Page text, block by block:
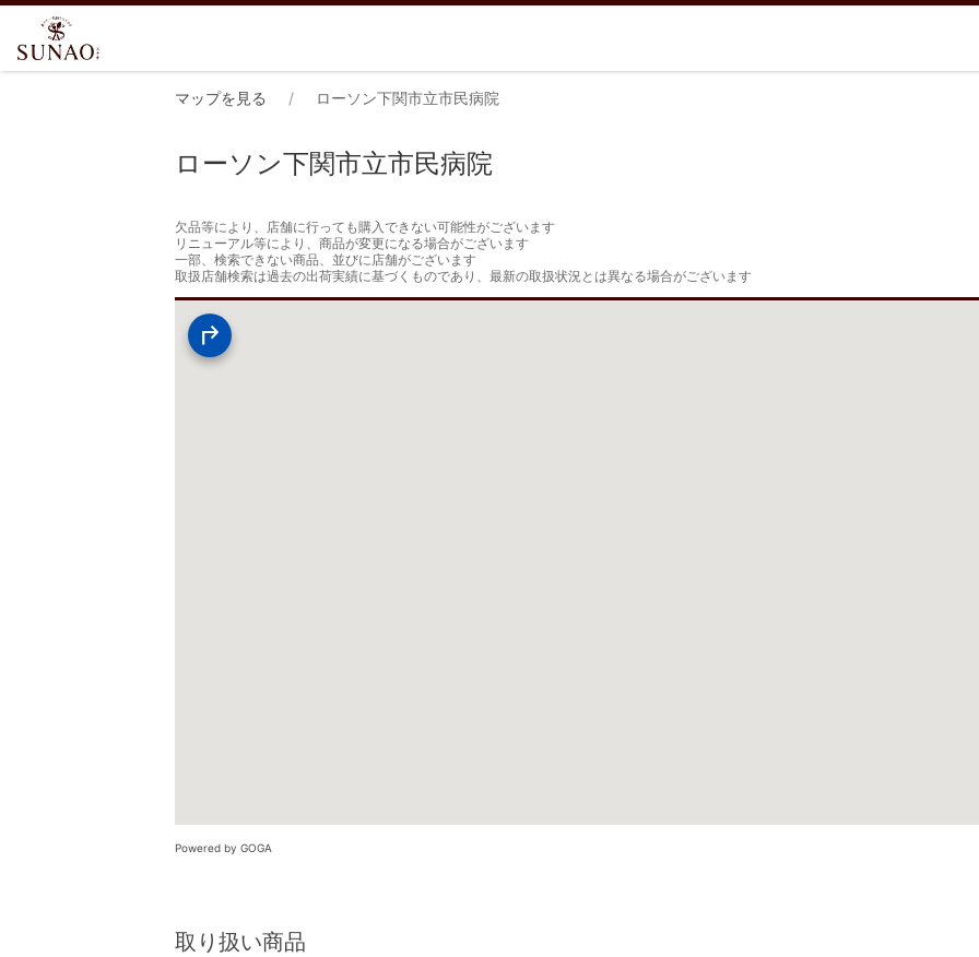
マップを見る ローソン下関市立市民病院
ローソン下関市立市民病院
欠品等により、店舗に行っても購入できない可能性がございます
リニューアル等により、商品が変更になる場合がございます
一部、検索できない商品、並びに店舗がございます
取扱店舗検索は過去の出荷実績に基づくものであり、最新の取扱状況とは異なる場合がございます
Powered by GOGA
取り扱い商品